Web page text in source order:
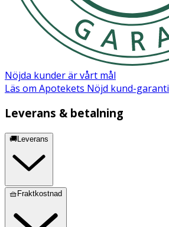
Nöjda kunder är vårt mål
Läs om Apotekets Nöjd kund-garanti
Leverans & betalning
🚚Leverans
🧺Fraktkostnad